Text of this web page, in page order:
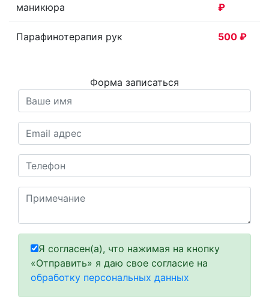
маникюра
₽
Парафинотерапия рук 500 ₽
Форма записаться
Я согласен(а), что нажимая на кнопку
«Отправить» я даю свое согласие на
обработку персональных данных